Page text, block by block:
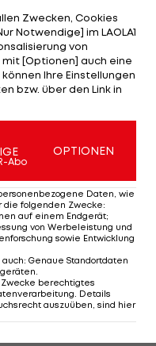
oft spektakulären
kein Interesse an
den Umgang mit
fürchten die
Fans und
des Formel-1-
Betrüger
Grand-Prix
Kommission zur
Show zu berufen.
Zwecken, Cookies
Notwendige] im LAOLA1
von
[Optionen] auch eine
Ihre Einstellungen
bzw. über den Link in
Abo
OPTIONEN
Daten, wie
die folgenden Zwecke:
auf einem Endgerät;
von Werbeleistung und
sowie Entwicklung
: Genaue Standortdaten
.
berechtigtes
Details
auszuüben, sind hier